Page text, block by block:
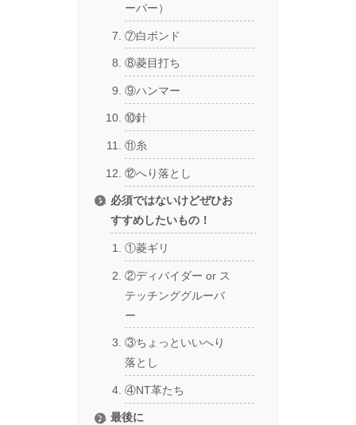
ーパー）
⑦白ボンド
⑧菱目打ち
⑨ハンマー
⑩針
⑪糸
⑫へり落とし
必須ではないけどぜひお
すすめしたいもの！
①菱ギリ
②ディバイダー or ス
テッチンググルーバ
ー
③ちょっといいへり
落とし
④NT革たち
最後に